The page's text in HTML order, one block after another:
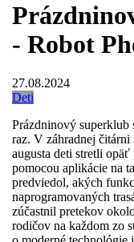
- Robot
27.08.2024
Deti
Prázdninový superklub
raz. V záhradnej
augusta deti stretli
pomocou aplikácie na
predviedol, akých
naprogramovaných
zúčastnil pretekov
rodičov na každom zo